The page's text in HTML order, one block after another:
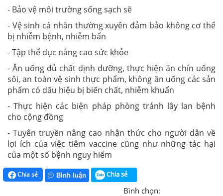
- Bảo vệ môi trường sống sạch sẽ
- Vệ sinh cá nhân thường xuyên đảm bảo không cơ thể
bị nhiễm bệnh, nhiễm bẩn
- Tập thể dục nâng cao sức khỏe
- Ăn uống đủ chất dịnh dưỡng, thực hiện ăn chín uống
sôi, an toàn vệ sinh thực phẩm, không ăn uống các sản
phẩm có dấu hiệu bị biến chất, nhiễm khuẩn
- Thực hiện các biện pháp phòng tránh lây lan bệnh
cho cộng đồng
- Tuyên truyền nâng cao nhận thức cho người dân về
lợi ích của việc tiêm vaccine cũng như những tác hại
của một số bệnh nguy hiểm
Chia sẻ Bình luận Chia sẻ
Bình chọn: